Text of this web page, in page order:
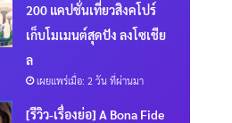
200 แคปชั่นเที่ยวสิงคโปร์
เก็บโมเมนต์สุดปัง ลงโซเชีย
ล
เผยแพร่เมื่อ: 2 วัน ที่ผ่านมา
[รีวิว-เรื่องย่อ] A Bona Fide